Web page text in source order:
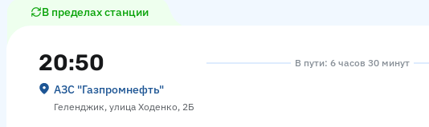
В пределах станции
20:50
АЗС "Газпромнефть"
Геленджик, улица Ходенко, 2Б
В пути: 6 часов 30 минут